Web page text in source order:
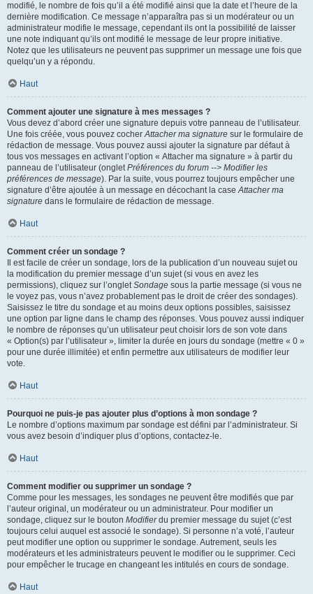
modifié, le nombre de fois qu’il a été modifié ainsi que la date et l’heure de la
dernière modification. Ce message n’apparaîtra pas si un modérateur ou un
administrateur modifie le message, cependant ils ont la possibilité de laisser
une note indiquant qu’ils ont modifié le message de leur propre initiative.
Notez que les utilisateurs ne peuvent pas supprimer un message une fois que
quelqu’un y a répondu.
Haut
Comment ajouter une signature à mes messages ?
Vous devez d’abord créer une signature depuis votre panneau de l’utilisateur.
Une fois créée, vous pouvez cocherAttacher ma signature sur le formulaire de
rédaction de message. Vous pouvez aussi ajouter la signature par défaut à
tous vos messages en activant l’option « Attacher ma signature » à partir du
panneau de l’utilisateur (ongletPréférences du forum --> Modifier les
préférences de message). Par la suite, vous pourrez toujours empêcher une
signature d’être ajoutée à un message en décochant la caseAttacher ma
signature dans le formulaire de rédaction de message.
Haut
Comment créer un sondage ?
Il est facile de créer un sondage, lors de la publication d’un nouveau sujet ou
la modification du premier message d’un sujet (si vous en avez les
permissions), cliquez sur l’ongletSondage sous la partie message (si vous ne
le voyez pas, vous n’avez probablement pas le droit de créer des sondages).
Saisissez le titre du sondage et au moins deux options possibles, saisissez
une option par ligne dans le champ des réponses. Vous pouvez aussi indiquer
le nombre de réponses qu’un utilisateur peut choisir lors de son vote dans
« Option(s) par l’utilisateur », limiter la durée en jours du sondage (mettre « 0 »
pour une durée illimitée) et enfin permettre aux utilisateurs de modifier leur
vote.
Haut
Pourquoi ne puis-je pas ajouter plus d’options à mon sondage ?
Le nombre d’options maximum par sondage est défini par l’administrateur. Si
vous avez besoin d’indiquer plus d’options, contactez-le.
Haut
Comment modifier ou supprimer un sondage ?
Comme pour les messages, les sondages ne peuvent être modifiés que par
l’auteur original, un modérateur ou un administrateur. Pour modifier un
sondage, cliquez sur le bouton Modifierdu premier message du sujet (c’est
toujours celui auquel est associé le sondage). Si personne n’a voté, l’auteur
peut modifier une option ou supprimer le sondage. Autrement, seuls les
modérateurs et les administrateurs peuvent le modifier ou le supprimer. Ceci
pour empêcher le trucage en changeant les intitulés en cours de sondage.
Haut